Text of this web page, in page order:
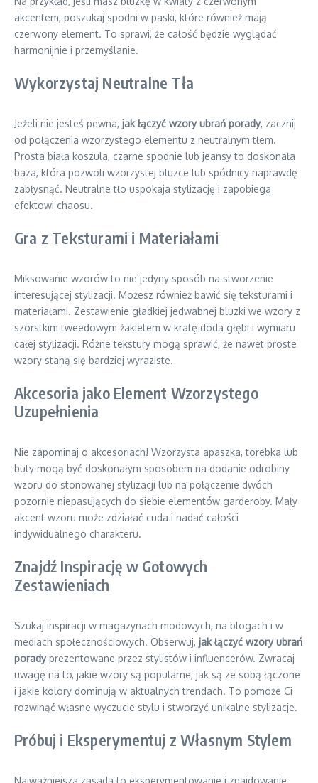
akcentem, poszukaj spodni w paski, które również mają
czerwony element. To sprawi, że całość będzie wyglądać
harmonijnie i przemyślanie.
Wykorzystaj Neutralne Tła
Jeżeli nie jesteś pewna, jak łączyć wzory ubrań porady, zacznij
od połączenia wzorzystego elementu z neutralnym tłem.
Prosta biała koszula, czarne spodnie lub jeansy to doskonała
baza, która pozwoli wzorzystej bluzce lub spódnicy naprawdę
zabłysnąć. Neutralne tło uspokaja stylizację i zapobiega
efektowi chaosu.
Gra z Teksturami i Materiałami
Miksowanie wzorów to nie jedyny sposób na stworzenie
interesującej stylizacji. Możesz również bawić się teksturami i
materiałami. Zestawienie gładkiej jedwabnej bluzki we wzory z
szorstkim tweedowym żakietem w kratę doda głębi i wymiaru
całej stylizacji. Różne tekstury mogą sprawić, że nawet proste
wzory staną się bardziej wyraziste.
Akcesoria jako Element Wzorzystego
Uzupełnienia
Nie zapominaj o akcesoriach! Wzorzysta apaszka, torebka lub
buty mogą być doskonałym sposobem na dodanie odrobiny
wzoru do stonowanej stylizacji lub na połączenie dwóch
pozornie niepasujących do siebie elementów garderoby. Mały
akcent wzoru może zdziałać cuda i nadać całości
indywidualnego charakteru.
Znajdź Inspirację w Gotowych
Zestawieniach
Szukaj inspiracji w magazynach modowych, na blogach i w
mediach społecznościowych. Obserwuj, jak łączyć wzory ubrań
poradyprezentowane przez stylistów i influencerów. Zwracaj
uwagę na to, jakie wzory są popularne, jak są ze sobą łączone
i jakie kolory dominują w aktualnych trendach. To pomoże Ci
rozwinąć własne wyczucie stylu i stworzyć unikalne stylizacje.
Próbuj i Eksperymentuj z Własnym Stylem
Najważniejsza zasada to eksperymentowanie i znajdowanie